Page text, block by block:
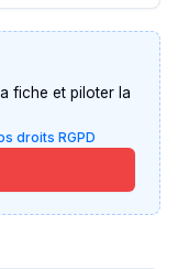
fiche et piloter la
droits RGPD